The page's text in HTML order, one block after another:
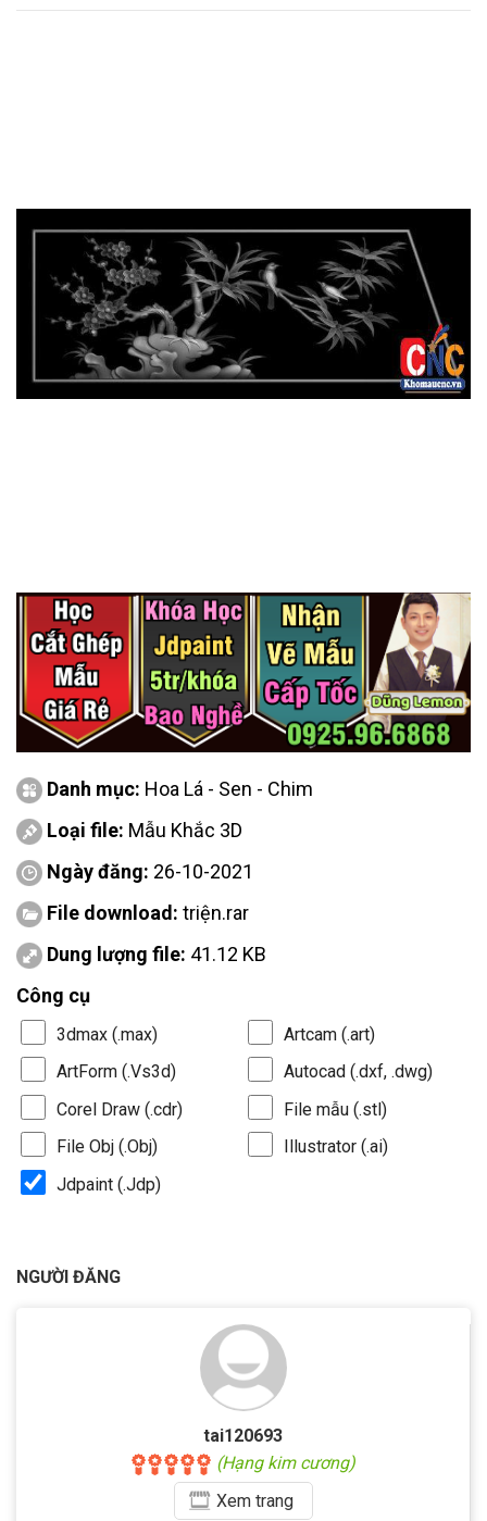
Danh mục: Hoa Lá - Sen - Chim
Loại file: Mẫu Khắc 3D
Ngày đăng: 26-10-2021
File download: triện.rar
Dung lượng file: 41.12 KB
Công cụ
3dmax (.max)
Artcam (.art)
ArtForm (.Vs3d)
Autocad (.dxf, .dwg)
Corel Draw (.cdr)
File mẫu (.stl)
File Obj (.Obj)
Illustrator (.ai)
Jdpaint (.Jdp)
NGƯỜI ĐĂNG
tai120693
(Hạng kim cương)
Xemtrang